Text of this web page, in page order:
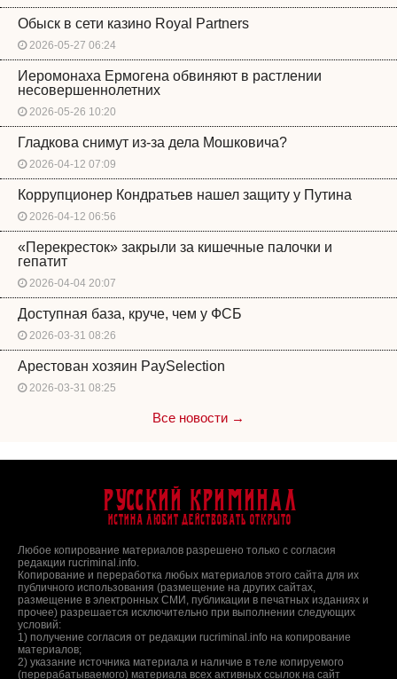
Обыск в сети казино Royal Partners
2026-05-27 06:24
Иеромонаха Ермогена обвиняют в растлении
несовершеннолетних
2026-05-26 10:20
Гладкова снимут из-за дела Мошковича?
2026-04-12 07:09
Коррупционер Кондратьев нашел защиту у Путина
2026-04-12 06:56
«Перекресток» закрыли за кишечные палочки и
гепатит
2026-04-04 20:07
Доступная база, круче, чем у ФСБ
2026-03-31 08:26
Арестован хозяин PaySelection
2026-03-31 08:25
Все новости →
Русский Криминал
Истина любит действовать открыто
Любое копирование материалов разрешено только с согласия
редакции rucriminal.info.
Копирование и переработка любых материалов этого сайта для их
публичного использования (размещение на других сайтах,
размещение в электронных СМИ, публикации в печатных изданиях и
прочее) разрешается исключительно при выполнении следующих
условий:
1) получение согласия от редакции rucriminal.info на копирование
материалов;
2) указание источника материала и наличие в теле копируемого
(перерабатываемого) материала всех активных ссылок на сайт